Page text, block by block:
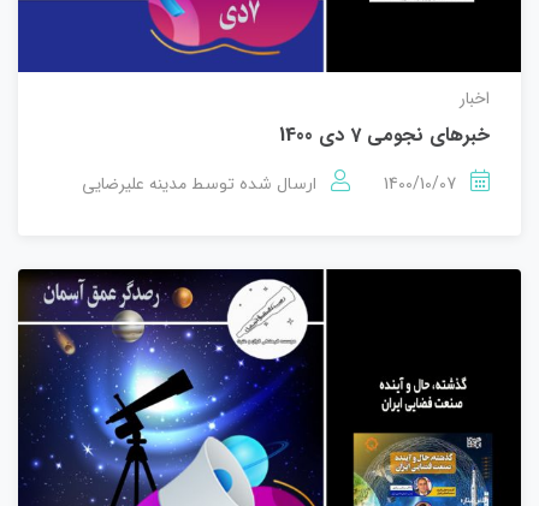
اخبار
خبرهای نجومی 7 دی 1400
1400/10/07 ارسال شده توسط مدینه علیرضایی